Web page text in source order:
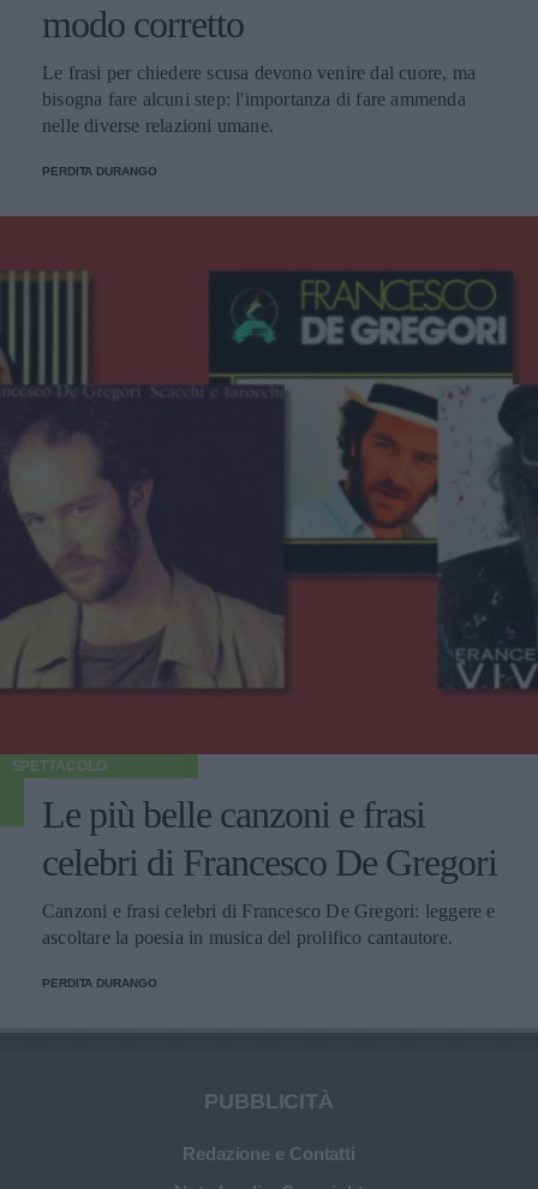
modo corretto
Le frasi per chiedere scusa devono venire dal cuore, ma
bisogna fare alcuni step: l'importanza di fare ammenda
nelle diverse relazioni umane.
PERDITA DURANGO
SPETTACOLO
Le più belle canzoni e frasi
celebri di Francesco De Gregori
Canzoni e frasi celebri di Francesco De Gregori: leggere e
ascoltare la poesia in musica del prolifico cantautore.
PERDITA DURANGO
PUBBLICITÀ
Redazione e Contatti